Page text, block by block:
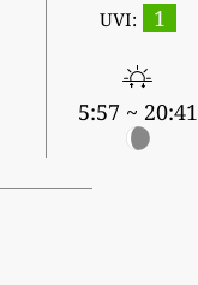
UVI: 1
5:57 ~ 20:41